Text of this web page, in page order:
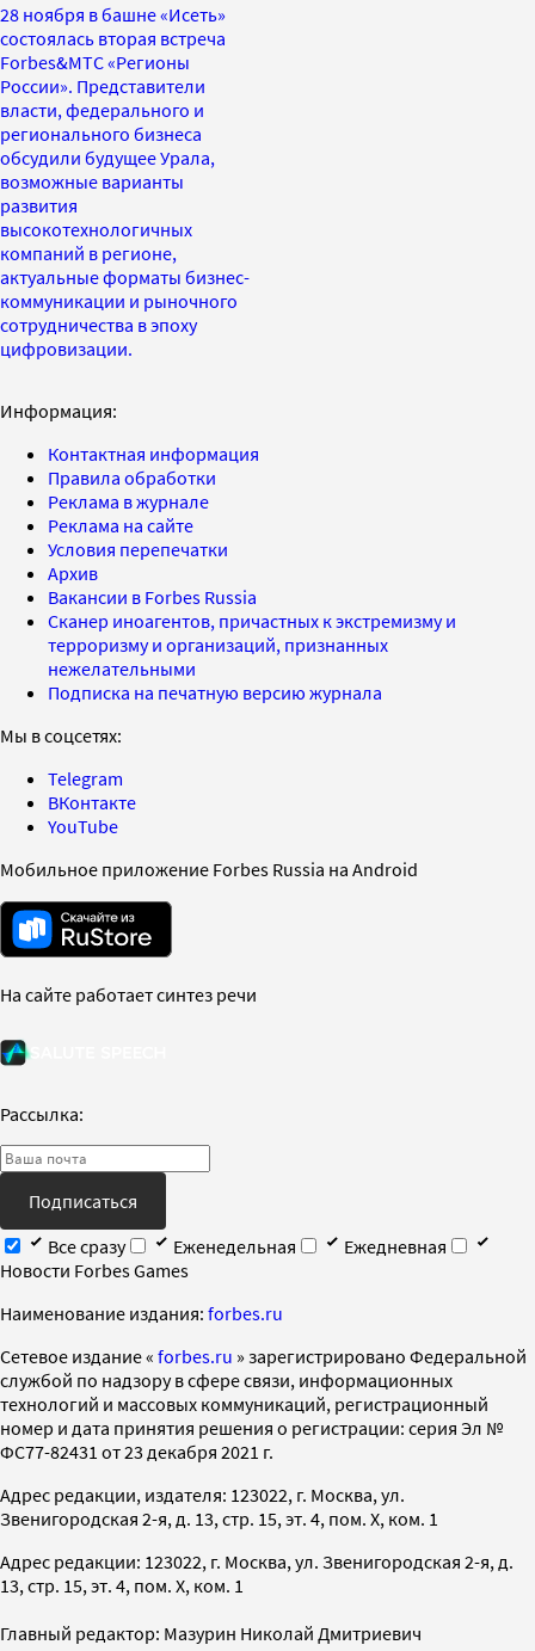
28 ноября в башне «Исеть»
состоялась вторая встреча
Forbes&МТС «Регионы
России». Представители
власти, федерального и
регионального бизнеса
обсудили будущее Урала,
возможные варианты
развития
высокотехнологичных
компаний в регионе,
актуальные форматы бизнес-
коммуникации и рыночного
сотрудничества в эпоху
цифровизации.
Информация:
Контактная информация
Правила обработки
Реклама в журнале
Реклама на сайте
Условия перепечатки
Архив
Вакансии в Forbes Russia
Сканер иноагентов, причастных к экстремизму и
терроризму и организаций, признанных
нежелательными
Подписка на печатную версию журнала
Мы в соцсетях:
Telegram
ВКонтакте
YouTube
Мобильное приложение Forbes Russia на Android
На сайте работает синтез речи
Рассылка:
Подписаться
Все сразу
Еженедельная
Ежедневная
Новости Forbes Games
Наименование издания: forbes.ru
Cетевое издание « forbes.ru » зарегистрировано Федеральной
службой по надзору в сфере связи, информационных
технологий и массовых коммуникаций, регистрационный
номер и дата принятия решения о регистрации: серия Эл №
ФС77-82431 от 23 декабря 2021 г.
Адрес редакции, издателя: 123022, г. Москва, ул.
Звенигородская 2-я, д. 13, стр. 15, эт. 4, пом. X, ком. 1
Адрес редакции: 123022, г. Москва, ул. Звенигородская 2-я, д.
13, стр. 15, эт. 4, пом. X, ком. 1
Главный редактор: Мазурин Николай Дмитриевич